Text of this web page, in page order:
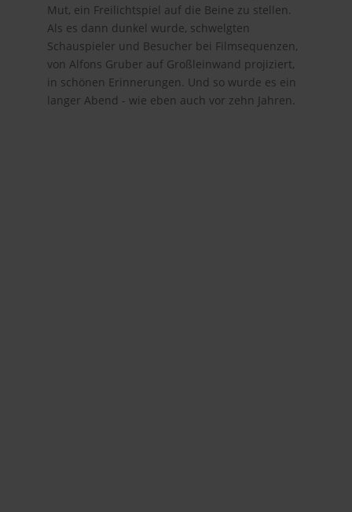
Mut, ein Freilichtspiel auf die Beine zu stellen.
Als es dann dunkel wurde, schwelgten
Schauspieler und Besucher bei Filmsequenzen,
von Alfons Gruber auf Großleinwand projiziert,
in schönen Erinnerungen. Und so wurde es ein
langer Abend - wie eben auch vor zehn Jahren.